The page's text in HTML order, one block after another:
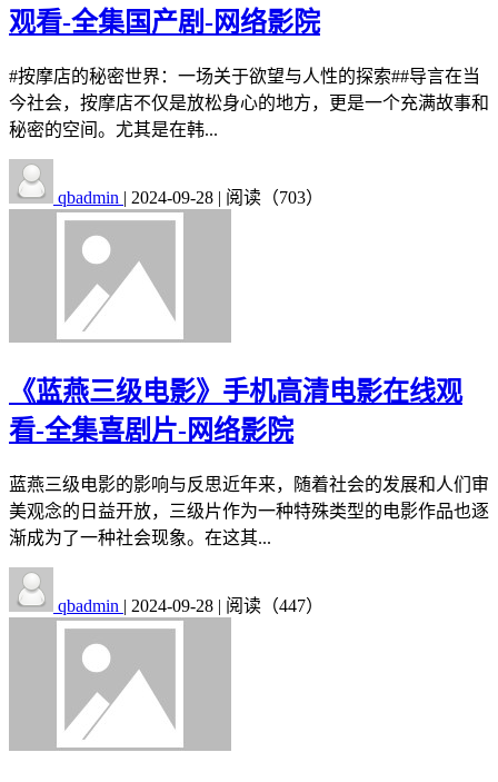
观看-全集国产剧-网络影院
#按摩店的秘密世界：一场关于欲望与人性的探索##导言在当
今社会，按摩店不仅是放松身心的地方，更是一个充满故事和
秘密的空间。尤其是在韩...
qbadmin | 2024-09-28 | 阅读（703）
《蓝燕三级电影》手机高清电影在线观
看-全集喜剧片-网络影院
蓝燕三级电影的影响与反思近年来，随着社会的发展和人们审
美观念的日益开放，三级片作为一种特殊类型的电影作品也逐
渐成为了一种社会现象。在这其...
qbadmin | 2024-09-28 | 阅读（447）